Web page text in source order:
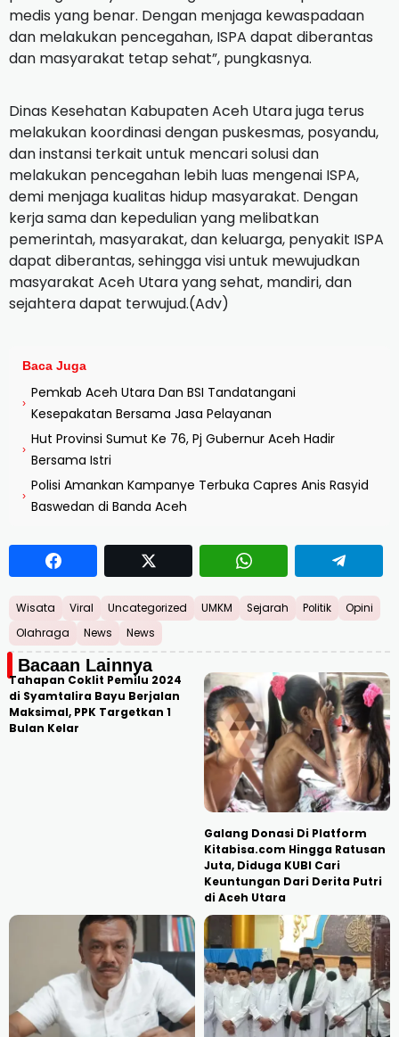
medis yang benar. Dengan menjaga kewaspadaan
dan melakukan pencegahan, ISPA dapat diberantas
dan masyarakat tetap sehat”, pungkasnya.
Dinas Kesehatan Kabupaten Aceh Utara juga terus
melakukan koordinasi dengan puskesmas, posyandu,
dan instansi terkait untuk mencari solusi dan
melakukan pencegahan lebih luas mengenai ISPA,
demi menjaga kualitas hidup masyarakat. Dengan
kerja sama dan kepedulian yang melibatkan
pemerintah, masyarakat, dan keluarga, penyakit ISPA
dapat diberantas, sehingga visi untuk mewujudkan
masyarakat Aceh Utara yang sehat, mandiri, dan
sejahtera dapat terwujud.(Adv)
Baca Juga
›
Pemkab Aceh Utara Dan BSI Tandatangani
Kesepakatan Bersama Jasa Pelayanan
›
Hut Provinsi Sumut Ke 76, Pj Gubernur Aceh Hadir
Bersama Istri
›
Polisi Amankan Kampanye Terbuka Capres Anis Rasyid
Baswedan di Banda Aceh
Wisata Viral Uncategorized UMKM Sejarah Politik
Opini
Olahraga
News News
Bacaan Lainnya
Tahapan Coklit Pemilu 2024
di Syamtalira Bayu Berjalan
Maksimal, PPK Targetkan 1
Bulan Kelar
Galang Donasi Di Platform
Kitabisa.com Hingga Ratusan
Juta, Diduga KUBI Cari
Keuntungan Dari Derita Putri
di Aceh Utara